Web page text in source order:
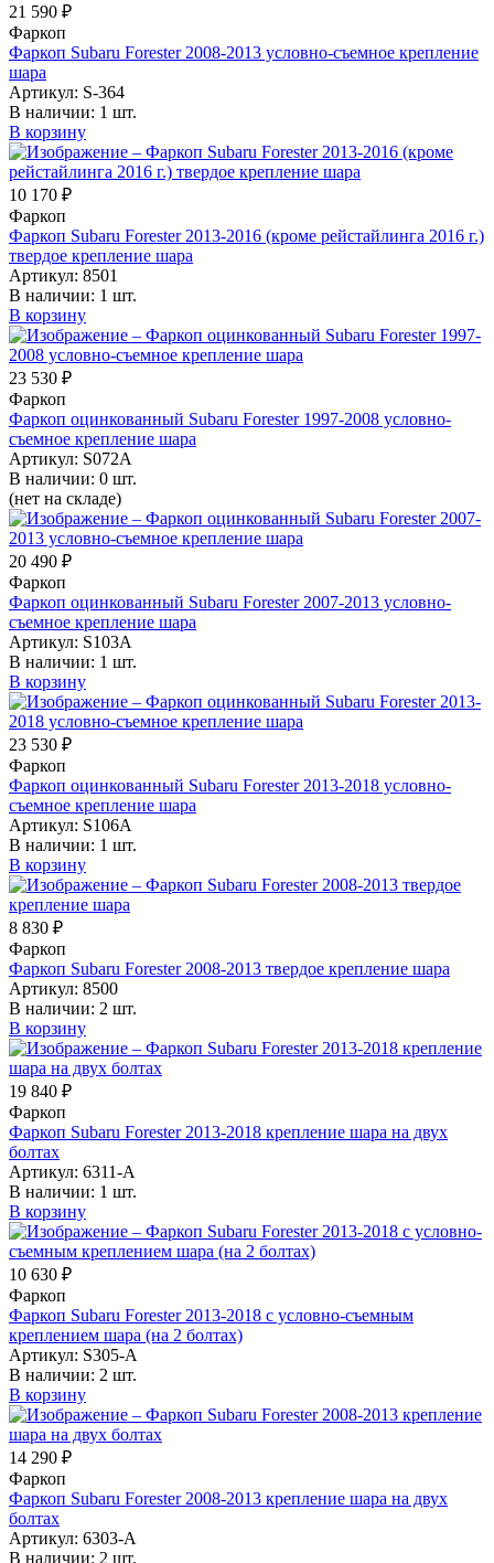
21 590 ₽
Фаркоп
Фаркоп Subaru Forester 2008-2013 условно-съемное крепление
шара
Артикул: S-364
В наличии: 1 шт.
В корзину
10 170 ₽
Фаркоп
Фаркоп Subaru Forester 2013-2016 (кроме рейстайлинга 2016 г.)
твердое крепление шара
Артикул: 8501
В наличии: 1 шт.
В корзину
23 530 ₽
Фаркоп
Фаркоп оцинкованный Subaru Forester 1997-2008 условно-
съемное крепление шара
Артикул: S072A
В наличии: 0 шт.
(нет на складе)
20 490 ₽
Фаркоп
Фаркоп оцинкованный Subaru Forester 2007-2013 условно-
съемное крепление шара
Артикул: S103A
В наличии: 1 шт.
В корзину
23 530 ₽
Фаркоп
Фаркоп оцинкованный Subaru Forester 2013-2018 условно-
съемное крепление шара
Артикул: S106A
В наличии: 1 шт.
В корзину
8 830 ₽
Фаркоп
Фаркоп Subaru Forester 2008-2013 твердое крепление шара
Артикул: 8500
В наличии: 2 шт.
В корзину
19 840 ₽
Фаркоп
Фаркоп Subaru Forester 2013-2018 крепление шара на двух
болтах
Артикул: 6311-A
В наличии: 1 шт.
В корзину
10 630 ₽
Фаркоп
Фаркоп Subaru Forester 2013-2018 с условно-съемным
креплением шара (на 2 болтах)
Артикул: S305-A
В наличии: 2 шт.
В корзину
14 290 ₽
Фаркоп
Фаркоп Subaru Forester 2008-2013 крепление шара на двух
болтах
Артикул: 6303-A
В наличии: 2 шт.